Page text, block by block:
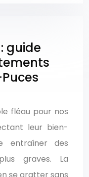
guide
fléau pour nos
leur bien-
entraîner des
graves. La